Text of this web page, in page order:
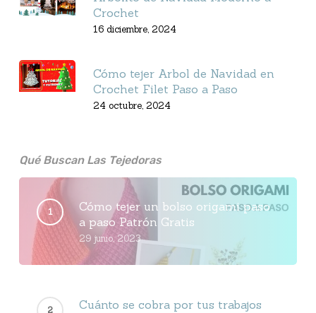
Crochet
16 diciembre, 2024
Cómo tejer Arbol de Navidad en
Crochet Filet Paso a Paso
24 octubre, 2024
Qué Buscan Las Tejedoras
Cómo tejer un bolso origami paso
a paso Patrón Gratis
29 junio, 2023
Cuánto se cobra por tus trabajos